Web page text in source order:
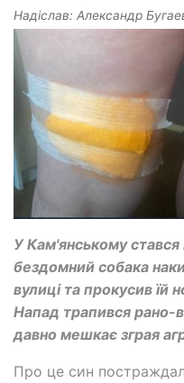
Надіслав: Александр
У Кам'янському
бездомний собака
вулиці та прокусив їй
Напад трапився рано-
давно мешкає зграя
Про це син